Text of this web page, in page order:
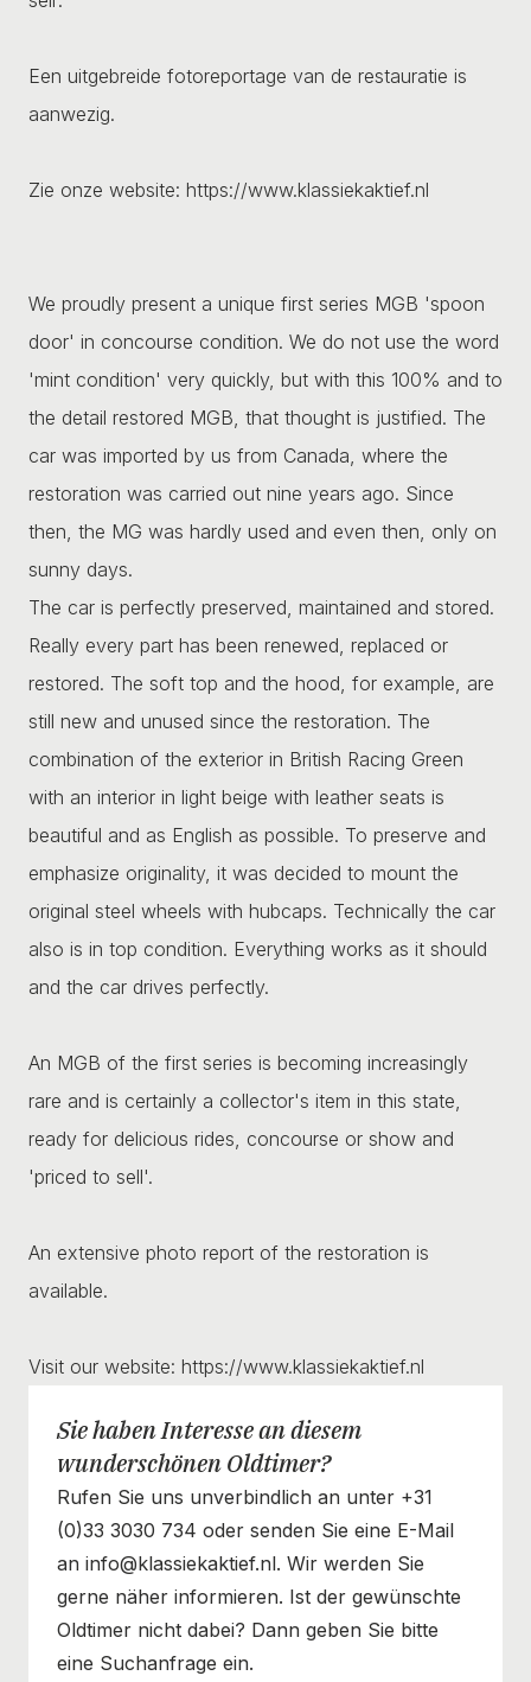
Een uitgebreide fotoreportage van de restauratie is
aanwezig.
Zie onze website: https://www.klassiekaktief.nl
We proudly present a unique first series MGB 'spoon
door' in concourse condition. We do not use the word
'mint condition' very quickly, but with this 100% and to
the detail restored MGB, that thought is justified. The
car was imported by us from Canada, where the
restoration was carried out nine years ago. Since
then, the MG was hardly used and even then, only on
sunny days.
The car is perfectly preserved, maintained and stored.
Really every part has been renewed, replaced or
restored. The soft top and the hood, for example, are
still new and unused since the restoration. The
combination of the exterior in British Racing Green
with an interior in light beige with leather seats is
beautiful and as English as possible. To preserve and
emphasize originality, it was decided to mount the
original steel wheels with hubcaps. Technically the car
also is in top condition. Everything works as it should
and the car drives perfectly.
An MGB of the first series is becoming increasingly
rare and is certainly a collector's item in this state,
ready for delicious rides, concourse or show and
'priced to sell'.
An extensive photo report of the restoration is
available.
Visit our website: https://www.klassiekaktief.nl
Sie haben Interesse an diesem
wunderschönen Oldtimer?
Rufen Sie uns unverbindlich an unter +31
(0)33 3030 734 oder senden Sie eine E-Mail
an info@klassiekaktief.nl. Wir werden Sie
gerne näher informieren. Ist der gewünschte
Oldtimer nicht dabei? Dann geben Sie bitte
eine Suchanfrage ein.